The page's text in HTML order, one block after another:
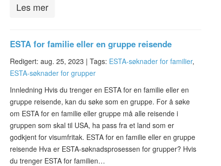
Les mer
ESTA for familie eller en gruppe reisende
Redigert: aug. 25, 2023 | Tags: ESTA-søknader for familier,
ESTA-søknader for grupper
Innledning Hvis du trenger en ESTA for en familie eller en
gruppe reisende, kan du søke som en gruppe. For å søke
om ESTA for en familie eller gruppe må alle reisende i
gruppen som skal til USA, ha pass fra et land som er
godkjent for visumfritak. ESTA for en familie eller en gruppe
reisende Hva er ESTA-søknadsprosessen for grupper? Hvis
du trenger ESTA for familien…